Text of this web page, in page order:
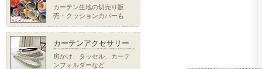
カーテン生地の切売り販
売・クッションカバーも
カーテンアクセサリー
房かけ、タッセル、カーテ
ンフォルダーなど